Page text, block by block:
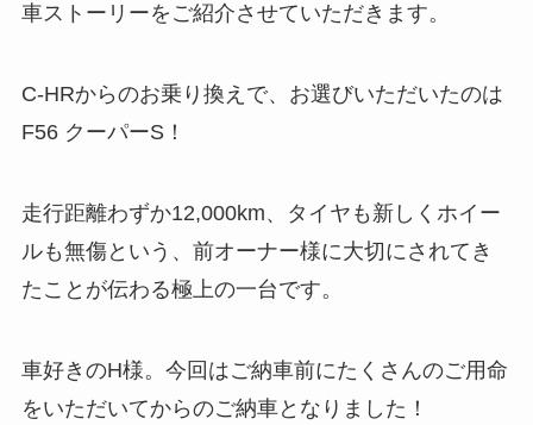
車ストーリーをご紹介させていただきます。
C-HRからのお乗り換えで、お選びいただいたのは
F56 クーパーS！
走行距離わずか12,000km、タイヤも新しくホイー
ルも無傷という、前オーナー様に大切にされてき
たことが伝わる極上の一台です。
車好きのH様。今回はご納車前にたくさんのご用命
をいただいてからのご納車となりました！